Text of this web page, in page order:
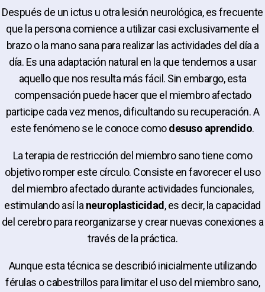
Después de un ictus u otra lesión neurológica, es frecuente
que la persona comience a utilizar casi exclusivamente el
brazo o la mano sana para realizar las actividades del día a
día. Es una adaptación natural en la que tendemos a usar
aquello que nos resulta más fácil. Sin embargo, esta
compensación puede hacer que el miembro afectado
participe cada vez menos, dificultando su recuperación. A
este fenómeno se le conoce comodesuso aprendido.
La terapia de restricción del miembro sano tiene como
objetivo romper este círculo. Consiste en favorecer el uso
del miembro afectado durante actividades funcionales,
estimulando así la neuroplasticidad , es decir, la capacidad
del cerebro para reorganizarse y crear nuevas conexiones a
través de la práctica.
Aunque esta técnica se describió inicialmente utilizando
férulas o cabestrillos para limitar el uso del miembro sano,